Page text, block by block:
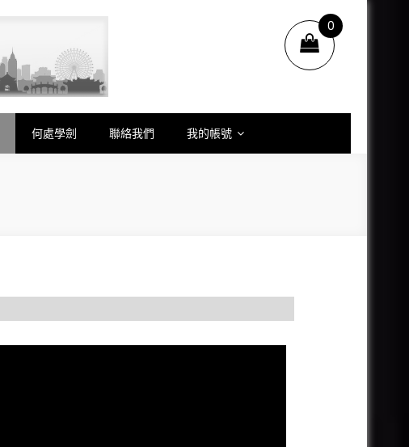
0
items
何處學劍 聯絡我們 我的帳號